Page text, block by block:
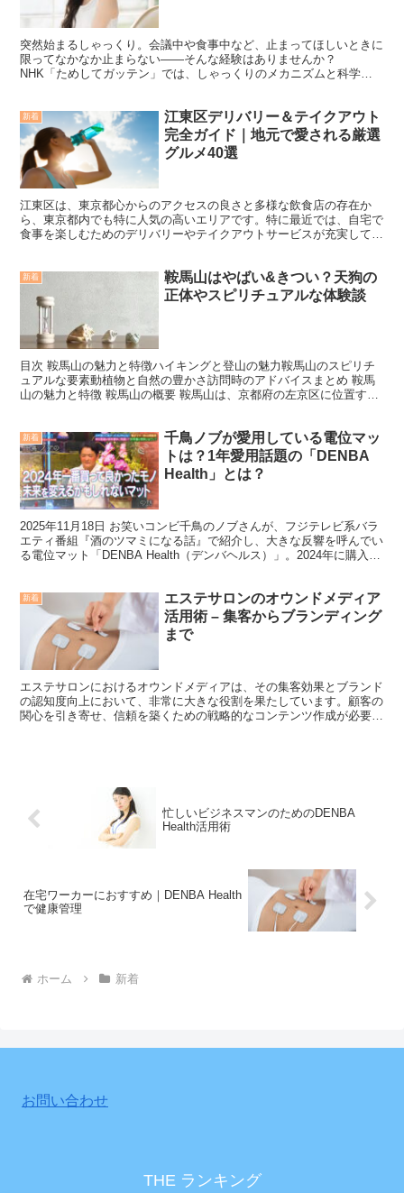
突然始まるしゃっくり。会議中や食事中など、止まってほしいときに
限ってなかなか止まらない――そんな経験はありませんか？
NHK「ためしてガッテン」では、しゃっくりのメカニズムと科学的
新着
江東区デリバリー＆テイクアウト
完全ガイド｜地元で愛される厳選
グルメ40選
江東区は、東京都心からのアクセスの良さと多様な飲食店の存在か
ら、東京都内でも特に人気の高いエリアです。特に最近では、自宅で
食事を楽しむためのデリバリーやテイクアウトサービスが充実してお
新着
鞍馬山はやばい&きつい？天狗の
正体やスピリチュアルな体験談
目次 鞍馬山の魅力と特徴ハイキングと登山の魅力鞍馬山のスピリチ
ュアルな要素動植物と自然の豊かさ訪問時のアドバイスまとめ 鞍馬
山の魅力と特徴 鞍馬山の概要 鞍馬山は、京都府の左京区に位置する
新着
千鳥ノブが愛用している電位マッ
トは？1年愛用話題の「DENBA
Health」とは？
2025年11月18日 お笑いコンビ千鳥のノブさんが、フジテレビ系バラ
エティ番組『酒のツマミになる話』で紹介し、大きな反響を呼んでい
る電位マット「DENBA Health（デンバヘルス）」。2024年に購入し
新着
エステサロンのオウンドメディア
活用術 – 集客からブランディング
まで
エステサロンにおけるオウンドメディアは、その集客効果とブランド
の認知度向上において、非常に大きな役割を果たしています。顧客の
関心を引き寄せ、信頼を築くための戦略的なコンテンツ作成が必要不
忙しいビジネスマンのためのDENBA
Health活用術
在宅ワーカーにおすすめ｜DENBA Health
で健康管理
ホーム 新着
お問い合わせ
THE ランキング